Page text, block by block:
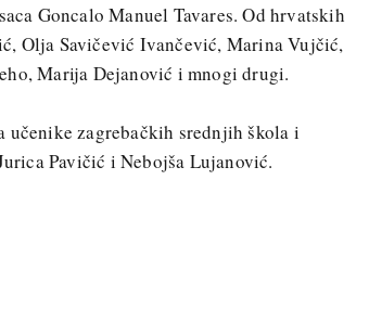
Goncalo Manuel Tavares. Od hrvatskih
Olja Savičević Ivančević, Marina Vujčić,
Marija Dejanović i mnogi drugi.
učenike zagrebačkih srednjih škola i
Pavičić i Nebojša Lujanović.